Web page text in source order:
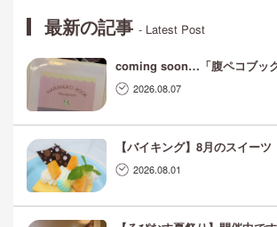
最新の記事- Latest Post
coming soon…「腹ペコブック
2026.08.07
【バイキング】8月のスイーツ
2026.08.01